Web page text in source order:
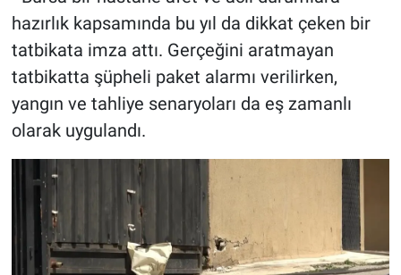
hazırlık kapsamında bu yıl da dikkat çeken bir
tatbikata imza attı. Gerçeğini aratmayan
tatbikatta şüpheli paket alarmı verilirken,
yangın ve tahliye senaryoları da eş zamanlı
olarak uygulandı.